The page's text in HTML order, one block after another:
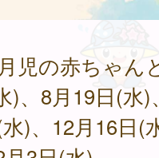
児の赤ちゃん
、8月19日(水)
12月16日(